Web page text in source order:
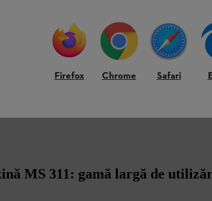
MS 311: gamă largă de
Firefox Chrome Safari